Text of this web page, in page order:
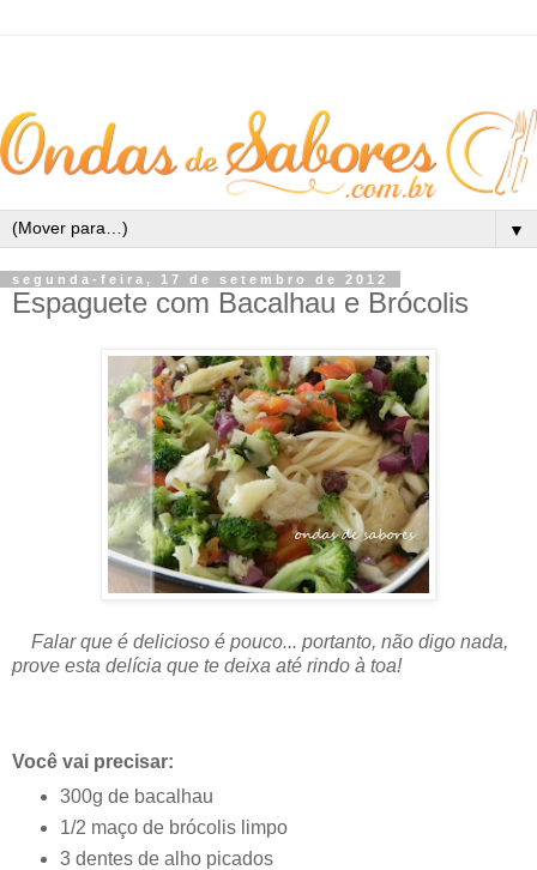
▼
segunda-feira, 17 de setembro de 2012
Espaguete com Bacalhau e Brócolis
Falar que é delicioso é pouco... portanto, não digo nada,
prove esta delícia que te deixa até rindo à toa!
Você vai precisar:
300g de bacalhau
1/2 maço de brócolis limpo
3 dentes de alho picados